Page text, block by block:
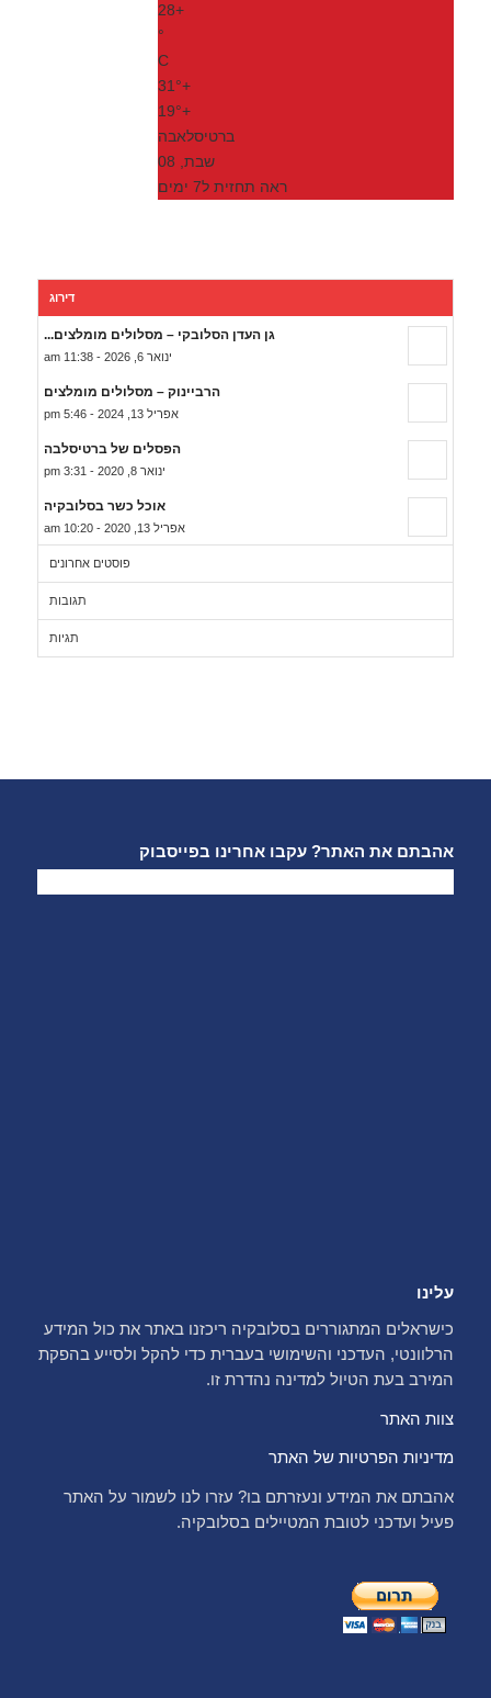
+
28
°
C
+
31°
+
19°
ברטיסלאבה
שבת, 08
ראה תחזית ל7 ימים
דירוג
גן העדן הסלובקי – מסלולים מומלצים...
ינואר 6, 2026 - 11:38 am
הרביינוק – מסלולים מומלצים
אפריל 13, 2024 - 5:46 pm
הפסלים של ברטיסלבה
ינואר 8, 2020 - 3:31 pm
אוכל כשר בסלובקיה
אפריל 13, 2020 - 10:20 am
פוסטים אחרונים
תגובות
תגיות
אהבתם את האתר? עקבו אחרינו בפייסבוק
עלינו
כישראלים המתגוררים בסלובקיה ריכזנו באתר את כול המידע
הרלוונטי, העדכני והשימושי בעברית כדי להקל ולסייע בהפקת
המירב בעת הטיול למדינה נהדרת זו.
צוות האתר
מדיניות הפרטיות של האתר
אהבתם את המידע ונעזרתם בו? עזרו לנו לשמור על האתר
פעיל ועדכני לטובת המטיילים בסלובקיה.